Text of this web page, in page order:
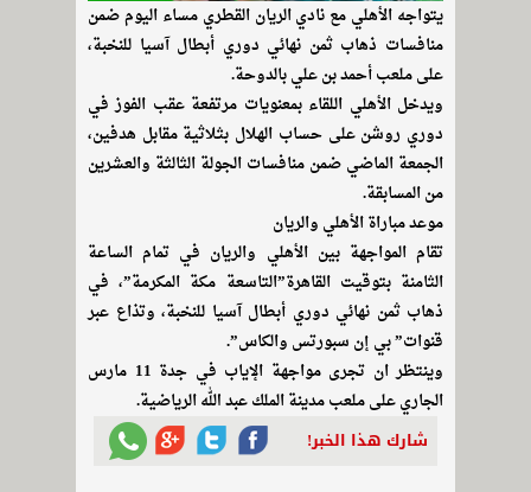
يتواجه الأهلي مع نادي الريان القطري مساء اليوم ضمن
منافسات ذهاب ثمن نهائي دوري أبطال آسيا للنخبة،
على ملعب أحمد بن علي بالدوحة.
ويدخل الأهلي اللقاء بمعنويات مرتفعة عقب الفوز في
دوري روشن على حساب الهلال بثلاثية مقابل هدفين،
الجمعة الماضي ضمن منافسات الجولة الثالثة والعشرين
من المسابقة.
موعد مباراة الأهلي والريان
تقام المواجهة بين الأهلي والريان في تمام الساعة
الثامنة بتوقيت القاهرة”التاسعة مكة المكرمة”، في
ذهاب ثمن نهائي دوري أبطال آسيا للنخبة، وتذاع عبر
قنوات” بي إن سبورتس والكاس”.
وينتظر ان تجرى مواجهة الإياب في جدة 11 مارس
الجاري على ملعب مدينة الملك عبد الله الرياضية.
شارك هذا الخبر!